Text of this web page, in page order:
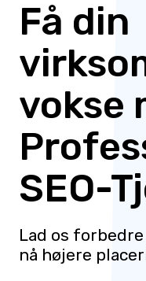
Få din
vokse
SEO-
Lad os
nå højere